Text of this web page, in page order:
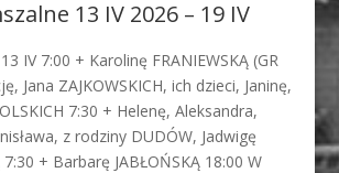
13 IV 2026 – 19 IV
IV 7:00 + Karolinę FRANIEWSKĄ (GR
Jana ZAJKOWSKICH, ich dzieci, Janinę,
7:30 + Helenę, Aleksandra,
z rodziny DUDÓW, Jadwigę
7:30 + Barbarę JABŁOŃSKĄ 18:00 W